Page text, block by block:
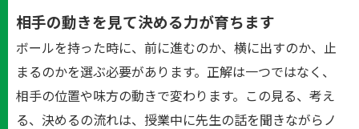
相手の動きを見て決める力が育ちます
ボールを持った時に、前に進むのか、横に出すのか、止
まるのかを選ぶ必要があります。正解は一つではなく、
相手の位置や味方の動きで変わります。この見る、考え
る、決めるの流れは、授業中に先生の話を聞きながらノ